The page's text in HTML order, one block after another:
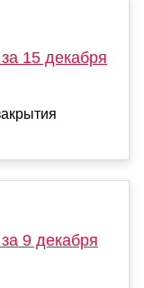
15 декабря
9 декабря